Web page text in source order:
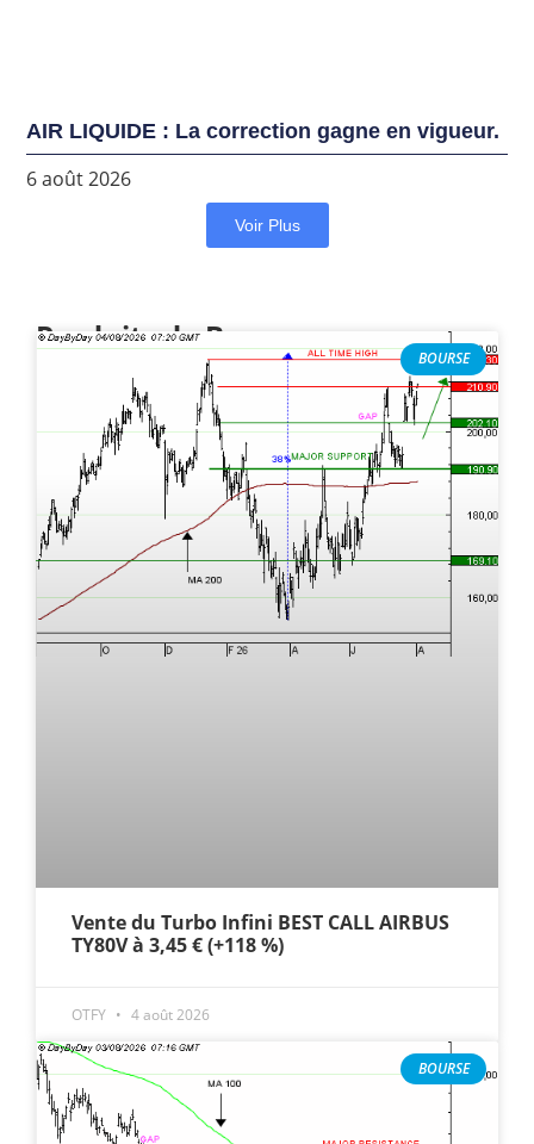
AIR LIQUIDE : La correction gagne en vigueur.
6 août 2026
Voir Plus
Produits de Bourse
BOURSE
Vente du Turbo Infini BEST CALL AIRBUS
TY80V à 3,45 € (+118 %)
OTFY 4 août 2026
BOURSE